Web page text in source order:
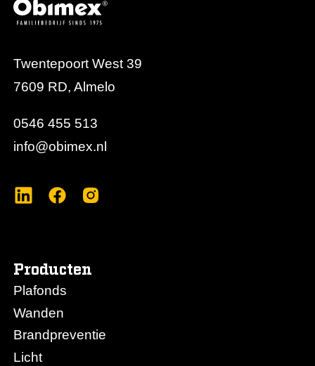
Twentepoort West 39
7609 RD, Almelo
0546 455 513
info@obimex.nl
Producten
Plafonds
Wanden
Brandpreventie
Licht